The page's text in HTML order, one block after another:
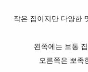
작은 집이지만 다양한
왼쪽에는 보통
오른쪽은 뽀족